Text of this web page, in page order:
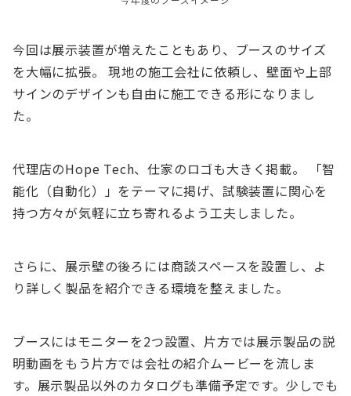
今回は展示装置が増えたこともあり、ブースのサイズ
を大幅に拡張。 現地の施工会社に依頼し、壁面や上部
サインのデザインも自由に施工できる形になりまし
た。
代理店のHope Tech、仕家のロゴも大きく掲載。 「智
能化（自動化）」をテーマに掲げ、試験装置に関心を
持つ方々が気軽に立ち寄れるよう工夫しました。
さらに、展示壁の後ろには商談スペースを設置し、よ
り詳しく製品を紹介できる環境を整えました。
ブースにはモニターを2つ設置、片方では展示製品の説
明動画をもう片方では会社の紹介ムービーを流しま
す。展示製品以外のカタログも準備予定です。少しでも